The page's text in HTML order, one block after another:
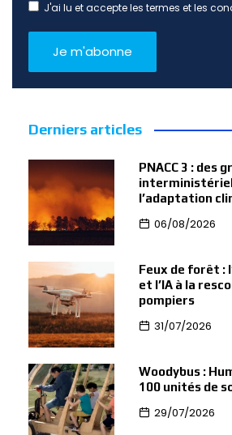
J'ai lu et accepte les termes et les
Derniers articles
PNACC 3 : des
l’adaptation
06/08/2026
Feux de forêt :
et l’IA à la
pompiers
31/07/2026
Woodybus :
100 unités de
29/07/2026